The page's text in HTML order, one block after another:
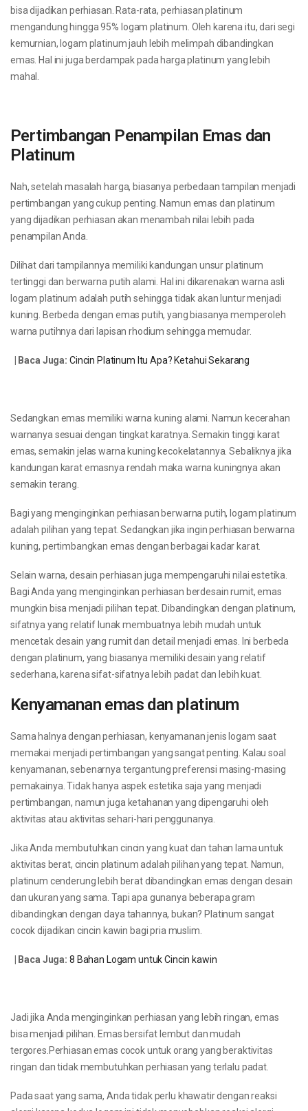
bisa dijadikan perhiasan. Rata-rata, perhiasan platinum
mengandung hingga 95% logam platinum. Oleh karena itu, dari segi
kemurnian, logam platinum jauh lebih melimpah dibandingkan
emas. Hal ini juga berdampak pada harga platinum yang lebih
mahal.
Pertimbangan Penampilan Emas dan
Platinum
Nah, setelah masalah harga, biasanya perbedaan tampilan menjadi
pertimbangan yang cukup penting. Namun emas dan platinum
yang dijadikan perhiasan akan menambah nilai lebih pada
penampilan Anda.
Dilihat dari tampilannya memiliki kandungan unsur platinum
tertinggi dan berwarna putih alami. Hal ini dikarenakan warna asli
logam platinum adalah putih sehingga tidak akan luntur menjadi
kuning. Berbeda dengan emas putih, yang biasanya memperoleh
warna putihnya dari lapisan rhodium sehingga memudar.
| Baca Juga: Cincin Platinum Itu Apa? Ketahui Sekarang
Sedangkan emas memiliki warna kuning alami. Namun kecerahan
warnanya sesuai dengan tingkat karatnya. Semakin tinggi karat
emas, semakin jelas warna kuning kecokelatannya. Sebaliknya jika
kandungan karat emasnya rendah maka warna kuningnya akan
semakin terang.
Bagi yang menginginkan perhiasan berwarna putih, logam platinum
adalah pilihan yang tepat. Sedangkan jika ingin perhiasan berwarna
kuning, pertimbangkan emas dengan berbagai kadar karat.
Selain warna, desain perhiasan juga mempengaruhi nilai estetika.
Bagi Anda yang menginginkan perhiasan berdesain rumit, emas
mungkin bisa menjadi pilihan tepat. Dibandingkan dengan platinum,
sifatnya yang relatif lunak membuatnya lebih mudah untuk
mencetak desain yang rumit dan detail menjadi emas. Ini berbeda
dengan platinum, yang biasanya memiliki desain yang relatif
sederhana, karena sifat-sifatnya lebih padat dan lebih kuat.
Kenyamanan emas dan platinum
Sama halnya dengan perhiasan, kenyamanan jenis logam saat
memakai menjadi pertimbangan yang sangat penting. Kalau soal
kenyamanan, sebenarnya tergantung preferensi masing-masing
pemakainya. Tidak hanya aspek estetika saja yang menjadi
pertimbangan, namun juga ketahanan yang dipengaruhi oleh
aktivitas atau aktivitas sehari-hari penggunanya.
Jika Anda membutuhkan cincin yang kuat dan tahan lama untuk
aktivitas berat, cincin platinum adalah pilihan yang tepat. Namun,
platinum cenderung lebih berat dibandingkan emas dengan desain
dan ukuran yang sama. Tapi apa gunanya beberapa gram
dibandingkan dengan daya tahannya, bukan? Platinum sangat
cocok dijadikan cincin kawin bagi pria muslim.
| Baca Juga: 8 Bahan Logam untuk Cincin kawin
Jadi jika Anda menginginkan perhiasan yang lebih ringan, emas
bisa menjadi pilihan. Emas bersifat lembut dan mudah
tergores.Perhiasan emas cocok untuk orang yang beraktivitas
ringan dan tidak membutuhkan perhiasan yang terlalu padat.
Pada saat yang sama, Anda tidak perlu khawatir dengan reaksi